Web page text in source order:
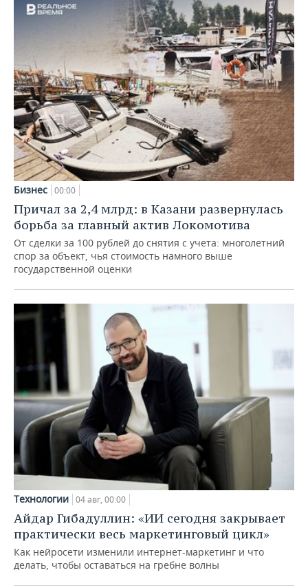
Бизнес 00:00
Причал за 2,4 млрд: в Казани развернулась
борьба за главный актив Локомотива
От сделки за 100 рублей до снятия с учета: многолетний
спор за объект, чья стоимость намного выше
государственной оценки
Технологии 04 авг, 00:00
Айдар Гибадуллин: «ИИ сегодня закрывает
практически весь маркетинговый цикл»
Как нейросети изменили интернет-маркетинг и что
делать, чтобы оставаться на гребне волны